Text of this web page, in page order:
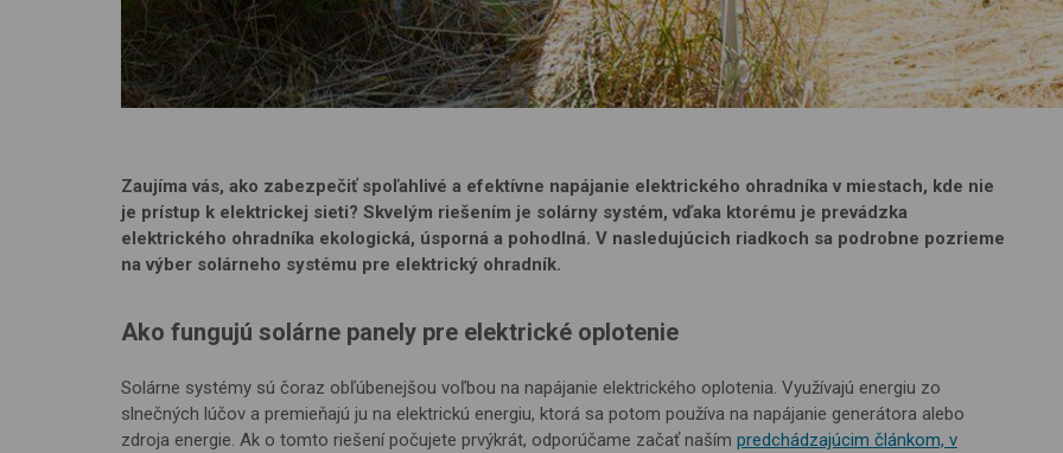
Zaujíma vás, ako zabezpečiť spoľahlivé a efektívne napájanie elektrického ohradníka v miestach, kde nie
je prístup k elektrickej sieti? Skvelým riešením je solárny systém, vďaka ktorému je prevádzka
elektrického ohradníka ekologická, úsporná a pohodlná. V nasledujúcich riadkoch sa podrobne pozrieme
na výber solárneho systému pre elektrický ohradník.
Ako fungujú solárne panely pre elektrické oplotenie
Solárne systémy sú čoraz obľúbenejšou voľbou na napájanie elektrického oplotenia. Využívajú energiu zo
slnečných lúčov a premieňajú ju na elektrickú energiu, ktorá sa potom používa na napájanie generátora alebo
zdroja energie. Ak o tomto riešení počujete prvýkrát, odporúčame začať naším predchádzajúcim článkom, v